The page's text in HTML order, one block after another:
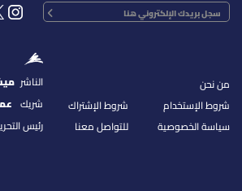
من نحن
شروط الإستخدام
سياسة الخصوصية
شروط الإشتراك
للتواصل معنا
الناشر
شريك
رئيس